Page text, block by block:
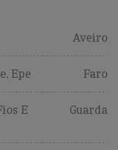
Aveiro
Epe Faro
E
Guarda